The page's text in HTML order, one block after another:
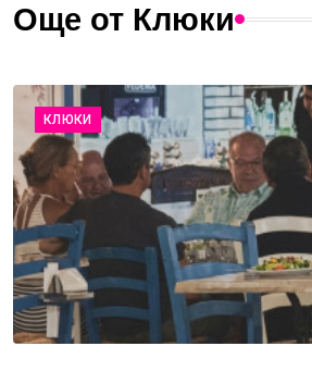
Още от Клюки
КЛЮКИ